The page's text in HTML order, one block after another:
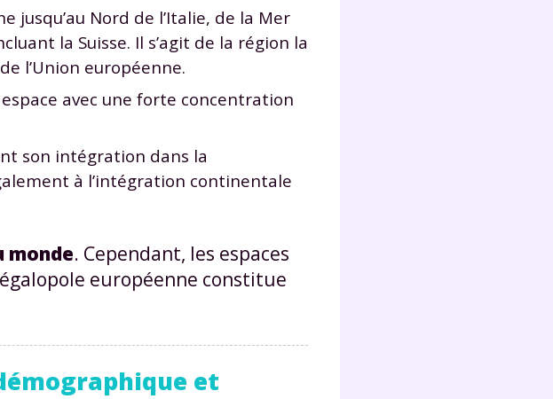
jusqu’au Nord de l’Italie, de la Mer
la Suisse. Il s’agit de la région la
l’Union européenne.
avec une forte concentration
son intégration dans la
à l’intégration continentale
monde. Cependant, les espaces
européenne constitue
et